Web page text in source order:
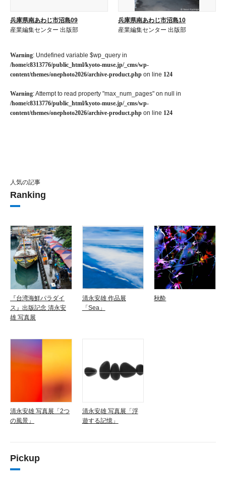
兵庫県南あわじ市沼島09
産業編集センター 出版部
兵庫県南あわじ市沼島10
産業編集センター 出版部
Warning: Undefined variable $wp_query in
/home/c8313776/public_html/kyoto-muse.jp/_cms/wp-
content/themes/onephoto2026/archive-product.php on line 124
Warning: Attempt to read property "max_num_pages" on null in
/home/c8313776/public_html/kyoto-muse.jp/_cms/wp-
content/themes/onephoto2026/archive-product.php on line 124
人気の記事
Ranking
『台湾海鮮パラダイ
ス』出版記念 清永安
雄 写真展
清永安雄 作品展
「Sea」
秋酔
清永安雄 写真展「2つ
の風景」
清永安雄 写真展「浮
遊する記憶」
Pickup